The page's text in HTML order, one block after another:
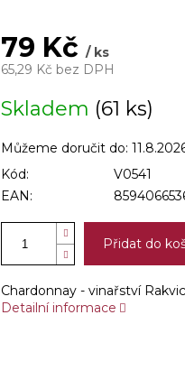
79 Kč/ ks
65,29 Kč bez DPH
cena:
Skladem (61 ks)
Můžeme doručit do:
Kód:
V0541
EAN:
Přidat do
Chardonnay - vinařství
Detailní informace